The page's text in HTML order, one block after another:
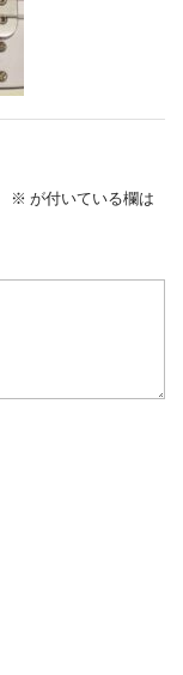
※ が付いている欄は